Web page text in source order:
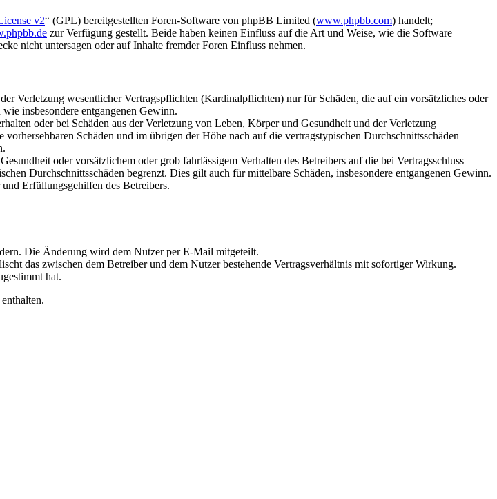
v2“ (GPL) bereitgestellten Foren-Software von phpBB Limited (www.phpbb.com) handelt;
zur Verfügung gestellt. Beide haben keinen Einfluss auf die Art und Weise, wie die Software
nicht untersagen oder auf Inhalte fremder Foren Einfluss nehmen.
Verletzung wesentlicher Vertragspflichten (Kardinalpflichten) nur für Schäden, die auf ein vorsätzliches oder
insbesondere entgangenen Gewinn.
oder bei Schäden aus der Verletzung von Leben, Körper und Gesundheit und der Verletzung
Schäden und im übrigen der Höhe nach auf die vertragstypischen Durchschnittsschäden
oder vorsätzlichem oder grob fahrlässigem Verhalten des Betreibers auf die bei Vertragsschluss
Durchschnittsschäden begrenzt. Dies gilt auch für mittelbare Schäden, insbesondere entgangenen Gewinn.
Erfüllungsgehilfen des Betreibers.
Die Änderung wird dem Nutzer per E-Mail mitgeteilt.
das zwischen dem Betreiber und dem Nutzer bestehende Vertragsverhältnis mit sofortiger Wirkung.
hat.